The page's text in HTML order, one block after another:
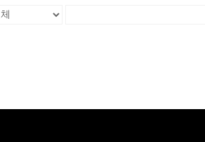
도 불구하고 대부분 일제로부터의 해방 이후